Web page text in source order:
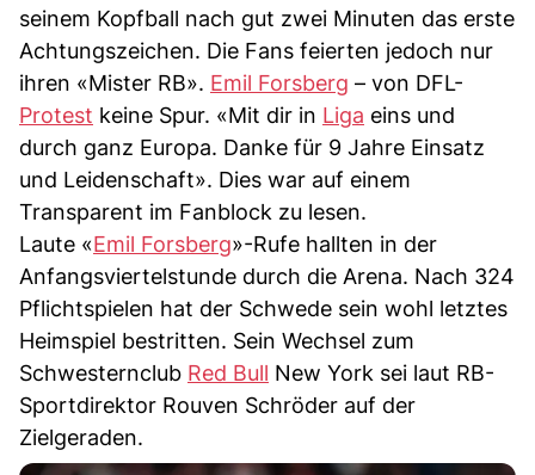
seinem Kopfball nach gut zwei Minuten das erste
Achtungszeichen. Die Fans feierten jedoch nur
ihren «Mister RB». Emil Forsberg – von DFL-
Protest keine Spur. «Mit dir in Liga eins und
durch ganz Europa. Danke für 9 Jahre Einsatz
und Leidenschaft». Dies war auf einem
Transparent im Fanblock zu lesen.
Laute «Emil Forsberg»-Rufe hallten in der
Anfangsviertelstunde durch die Arena. Nach 324
Pflichtspielen hat der Schwede sein wohl letztes
Heimspiel bestritten. Sein Wechsel zum
Schwesternclub Red Bull New York sei laut RB-
Sportdirektor Rouven Schröder auf der
Zielgeraden.